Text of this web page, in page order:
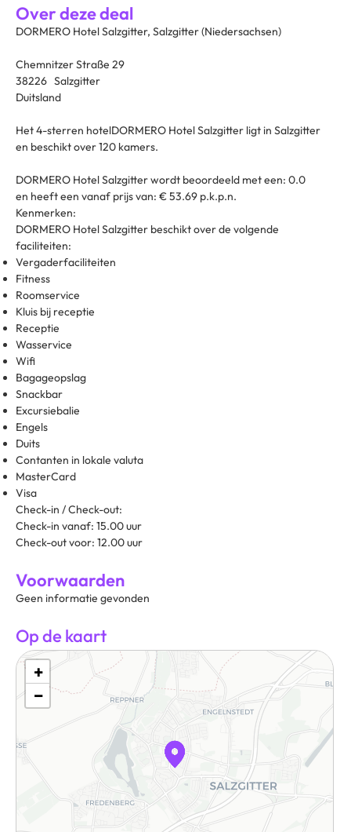
Over deze deal
DORMERO Hotel Salzgitter, Salzgitter (Niedersachsen)
Chemnitzer Straße 29
38226 Salzgitter
Duitsland
Het 4-sterren hotelDORMERO Hotel Salzgitter ligt in Salzgitter
en beschikt over 120 kamers.
DORMERO Hotel Salzgitter wordt beoordeeld met een: 0.0
en heeft een vanaf prijs van: € 53.69 p.k.p.n.
Kenmerken:
DORMERO Hotel Salzgitter beschikt over de volgende
faciliteiten:
Vergaderfaciliteiten
Fitness
Roomservice
Kluis bij receptie
Receptie
Wasservice
Wifi
Bagageopslag
Snackbar
Excursiebalie
Engels
Duits
Contanten in lokale valuta
MasterCard
Visa
Check-in / Check-out:
Check-in vanaf: 15.00 uur
Check-out voor: 12.00 uur
Voorwaarden
Geen informatie gevonden
Op de kaart
+
−